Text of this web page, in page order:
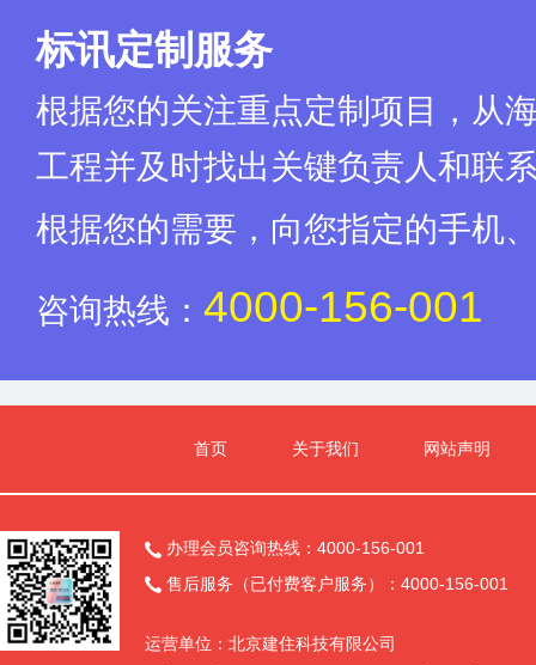
标讯定制服务
根据您的关注重点定制项目，从
工程并及时找出关键负责人和联
根据您的需要，向您指定的手机
咨询热线： 4000-156-001
首页 关于我们 网站声明
 办理会员咨询热线：4000-156-001
 售后服务（已付费客户服务）：4000-156-001
运营单位：北京建住科技有限公司